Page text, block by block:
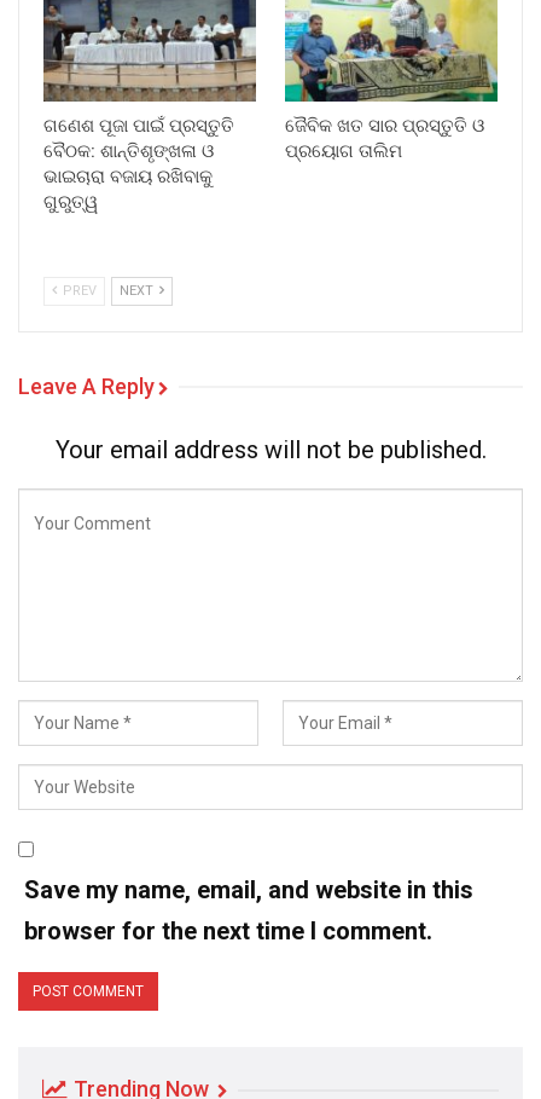
ଗଣେଶ ପୂଜା ପାଇଁ ପ୍ରସ୍ତୁତି
ବୈଠକ: ଶାନ୍ତିଶୃଙ୍ଖଳା ଓ
ଭାଇଚାରା ବଜାୟ ରଖିବାକୁ
ଗୁରୁତ୍ୱ
ଜୈବିକ ଖତ ସାର ପ୍ରସ୍ତୁତି ଓ
ପ୍ରୟୋଗ ତାଲିମ
PREV NEXT
Leave A Reply
Your email address will not be published.
Save my name, email, and website in this
browser for the next time I comment.
Trending Now